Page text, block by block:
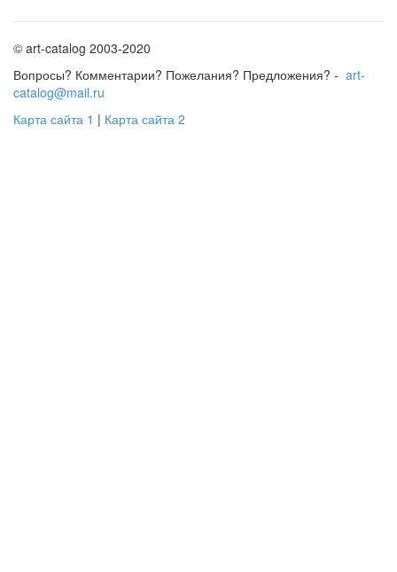
© art-catalog 2003-2020
Вопросы? Комментарии? Пожелания? Предложения? - art-
catalog@mail.ru
Карта сайта 1 | Карта сайта 2